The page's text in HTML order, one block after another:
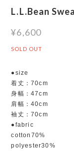
L.L.Bean
¥6,600
SOLD OUT
●size
着丈：70cm
身幅：47cm
肩幅：40cm
袖丈：70cm
●fabric
cotton70%
polyester30%